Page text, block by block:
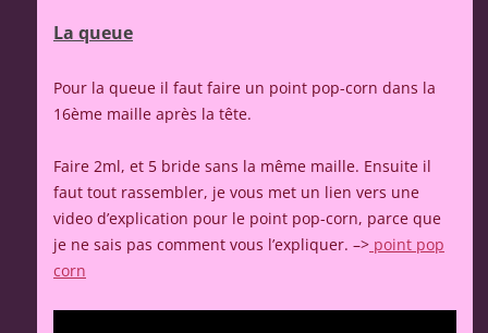
La queue
Pour la queue il faut faire un point pop-corn dans la
16ème maille après la tête.
Faire 2ml, et 5 bride sans la même maille. Ensuite il
faut tout rassembler, je vous met un lien vers une
video d’explication pour le point pop-corn, parce que
je ne sais pas comment vous l’expliquer. –> point pop
corn